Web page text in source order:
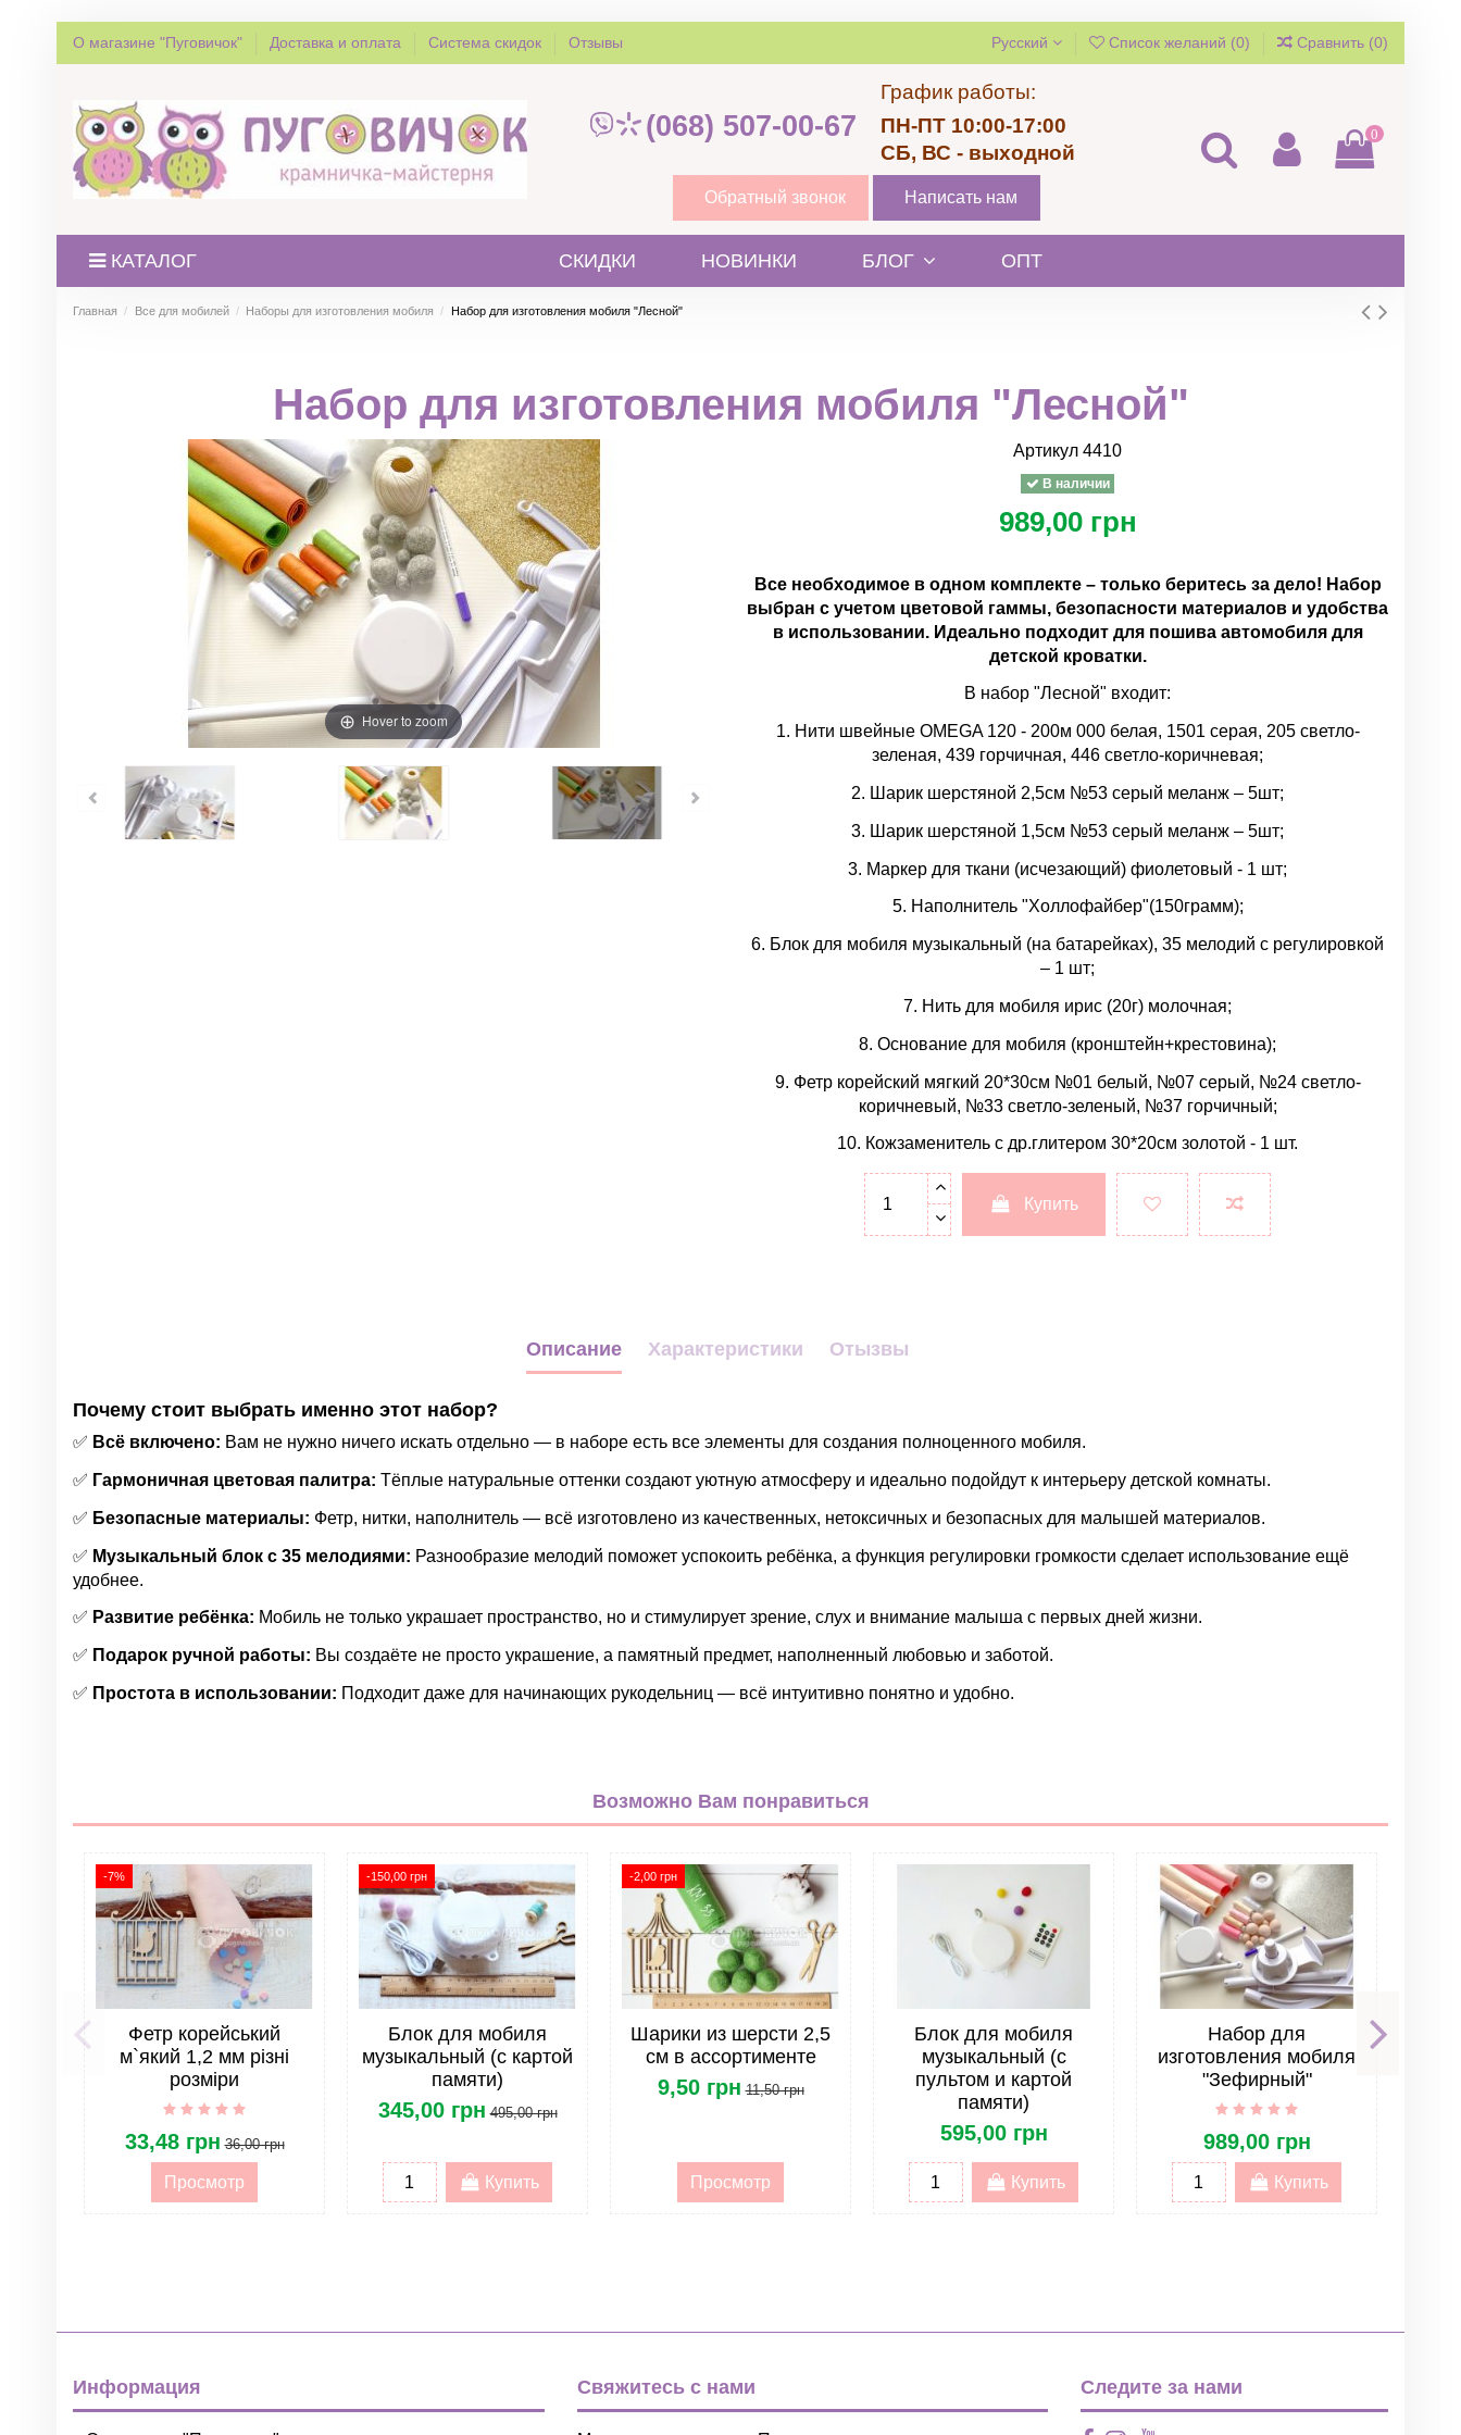
О магазине "Пуговичок" Доставка и оплата Система скидок Отзывы Русский Список желаний (0) Сравнить (0)
(068) 507-00-67
График работы:
ПН-ПТ 10:00-17:00
СБ, ВС - выходной
Обратный звонок Написать нам
0
КАТАЛОГ СКИДКИ НОВИНКИ БЛОГ ОПТ
Главная Все для мобилей Наборы для изготовления мобиля Набор для изготовления мобиля "Лесной"
Набор для изготовления мобиля "Лесной"
Hover to zoom
Артикул 4410
В наличии
989,00 грн
Все необходимое в одном комплекте – только беритесь за дело! Набор
выбран с учетом цветовой гаммы, безопасности материалов и удобства
в использовании. Идеально подходит для пошива автомобиля для
детской кроватки.
В набор "Лесной" входит:
1. Нити швейные OMEGA 120 - 200м 000 белая, 1501 серая, 205 светло-
зеленая, 439 горчичная, 446 светло-коричневая;
2. Шарик шерстяной 2,5см №53 серый меланж – 5шт;
3. Шарик шерстяной 1,5см №53 серый меланж – 5шт;
3. Маркер для ткани (исчезающий) фиолетовый - 1 шт;
5. Наполнитель "Холлофайбер"(150грамм);
6. Блок для мобиля музыкальный (на батарейках), 35 мелодий с регулировкой
– 1 шт;
7. Нить для мобиля ирис (20г) молочная;
8. Основание для мобиля (кронштейн+крестовина);
9. Фетр корейский мягкий 20*30см №01 белый, №07 серый, №24 светло-
коричневый, №33 светло-зеленый, №37 горчичный;
10. Кожзаменитель с др.глитером 30*20см золотой - 1 шт.
Купить
Описание Характеристики Отызвы
Почему стоит выбрать именно этот набор?
✅ Всё включено: Вам не нужно ничего искать отдельно — в наборе есть все элементы для создания полноценного мобиля.
✅ Гармоничная цветовая палитра: Тёплые натуральные оттенки создают уютную атмосферу и идеально подойдут к интерьеру детской комнаты.
✅ Безопасные материалы: Фетр, нитки, наполнитель — всё изготовлено из качественных, нетоксичных и безопасных для малышей материалов.
✅ Музыкальный блок с 35 мелодиями: Разнообразие мелодий поможет успокоить ребёнка, а функция регулировки громкости сделает использование ещё
удобнее.
✅ Развитие ребёнка: Мобиль не только украшает пространство, но и стимулирует зрение, слух и внимание малыша с первых дней жизни.
✅ Подарок ручной работы: Вы создаёте не просто украшение, а памятный предмет, наполненный любовью и заботой.
✅ Простота в использовании: Подходит даже для начинающих рукодельниц — всё интуитивно понятно и удобно.
Страна Корея
Жесткость фетра Мягкий
Все для мобилей. Тип изделия Набор для изготовления мобиля
Возможно Вам понравиться
-7%
Фетр корейський
м`який 1,2 мм різні
розміри
33,48 грн 36,00 грн
Просмотр
-150,00 грн
Блок для мобиля
музыкальный (с картой
памяти)
345,00 грн 495,00 грн
Купить
-2,00 грн
Шарики из шерсти 2,5
см в ассортименте
9,50 грн 11,50 грн
Просмотр
Блок для мобиля
музыкальный (с
пультом и картой
памяти)
595,00 грн
Купить
Набор для
изготовления мобиля
"Зефирный"
989,00 грн
Купить
Информация Свяжитесь с нами Следите за нами